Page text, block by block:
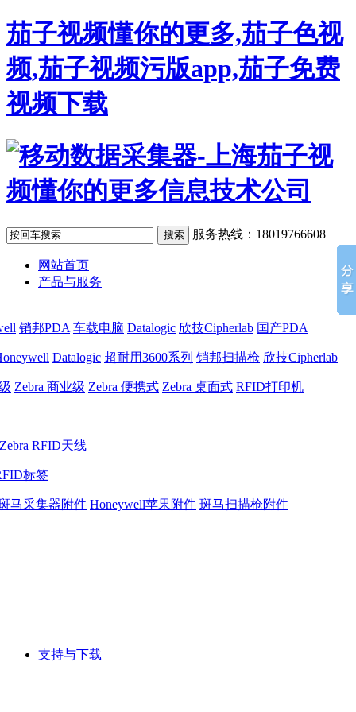
茄子视频懂你的更多,茄子色视
频,茄子视频污版app,茄子免费
视频下载
服务热线：18019766608
网站首页
产品与服务
销邦PDA 车载电脑 Datalogic 欣技Cipherlab 国产PDA
Datalogic 超耐用3600系列 销邦扫描枪 欣技Cipherlab
Zebra 商业级 Zebra 便携式 Zebra 桌面式 RFID打印机
Zebra RFID天线
标签
马采集器附件 Honeywell苹果附件 斑马扫描枪附件
支持与下载